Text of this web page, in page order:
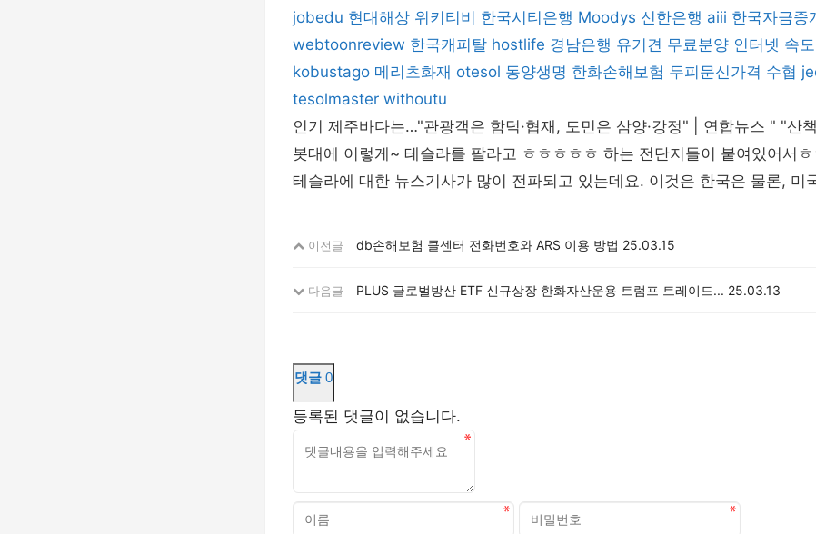
jobedu 현대해상 위키티비 한국시티은행 Moodys 신한은행 aiii 한국자금중
webtoonreview 한국캐피탈 hostlife 경남은행 유기견 무료분양 인터넷 속
kobustago 메리츠화재 otesol 동양생명 한화손해보험 두피문신가격 수협
tesolmaster withoutu
인기 제주바다는…"관광객은 함덕·협재, 도민은 삼양·강정" | 연합뉴스 " "산
봇대에 이렇게~ 테슬라를 팔라고 ㅎㅎㅎㅎㅎ 하는 전단지들이 붙여있어서
테슬라에 대한 뉴스기사가 많이 전파되고 있는데요. 이것은 한국은 물론, 미
이전글 db손해보험 콜센터 전화번호와 ARS 이용 방법 25.03.15
다음글 PLUS 글로벌방산 ETF 신규상장 한화자산운용 트럼프 트레이드... 25.03.13
댓글 0
등록된 댓글이 없습니다.